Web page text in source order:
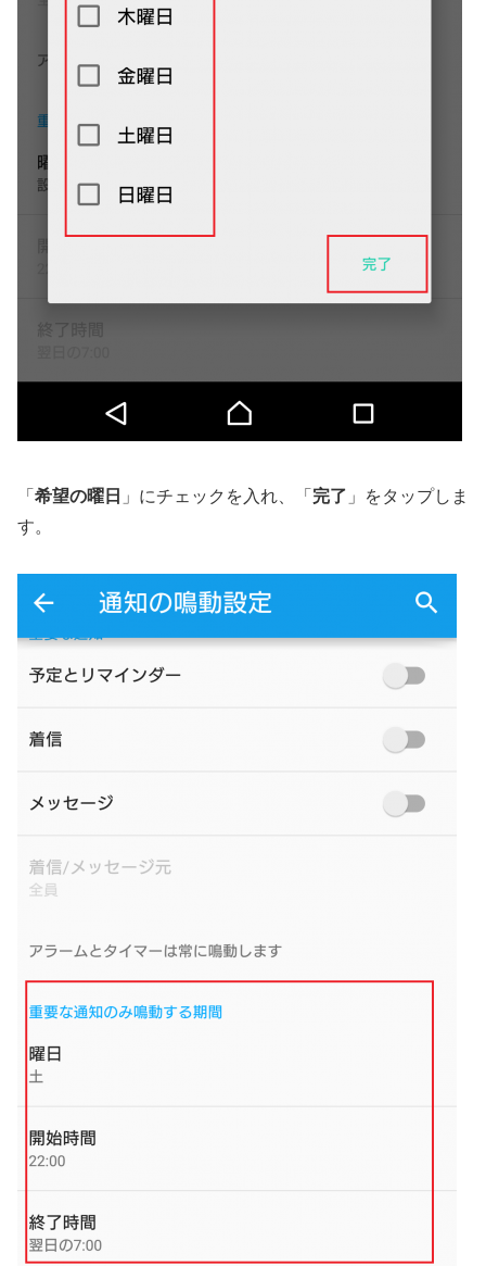
「 希望の曜日 」にチェックを入れ、「 完了 」をタップしま
す。